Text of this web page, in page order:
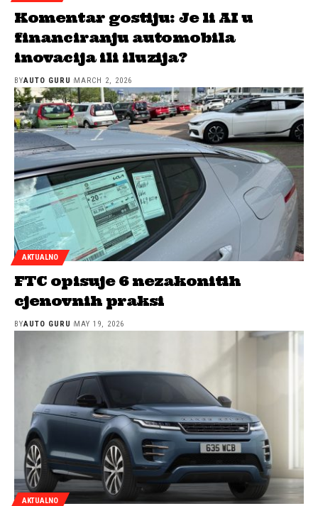
Komentar gostiju: Je li AI u
financiranju automobila
inovacija ili iluzija?
BYAUTO GURU MARCH 2, 2026
AKTUALNO
FTC opisuje 6 nezakonitih
cjenovnih praksi
BYAUTO GURU MAY 19, 2026
AKTUALNO